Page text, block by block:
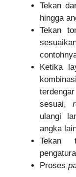
Tekan
hingga
Tekan
Ketika
sesuai,
ulangi
angka
Tekan
Proses